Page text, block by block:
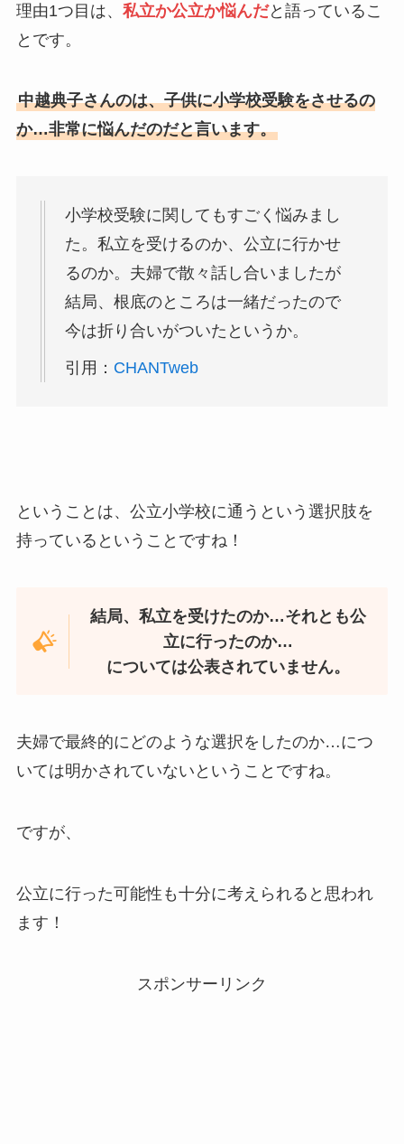
理由1つ目は、 私立か公立か悩んだと語っているこ
とです。
中越典子さんのは、子供に小学校受験をさせるの
か…非常に悩んだのだと言います。
小学校受験に関してもすごく悩みまし
た。私立を受けるのか、公立に行かせ
るのか。夫婦で散々話し合いましたが
結局、根底のところは一緒だったので
今は折り合いがついたというか。
引用： CHANTweb
ということは、公立小学校に通うという選択肢を
持っているということですね！
結局、私立を受けたのか…それとも公
立に行ったのか…
については公表されていません。
夫婦で最終的にどのような選択をしたのか…につ
いては明かされていないということですね。
ですが、
公立に行った可能性も十分に考えられると思われ
ます！
スポンサーリンク